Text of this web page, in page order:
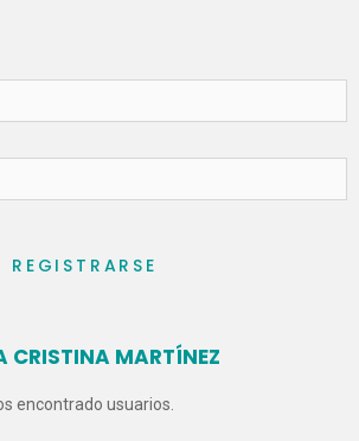
REGISTRARSE
CRISTINA MARTÍNEZ
encontrado usuarios.